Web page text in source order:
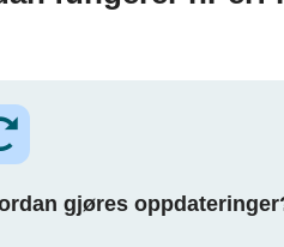
gjøres